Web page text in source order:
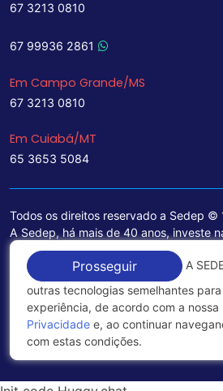
67 3213 0810
67 99936 2861
Em Campo Grande/MS
67 3213 0810
Em Cuiabá/MT
65 3653 5084
Todos os direitos reservado a Sedep ©
A Sedep, há mais de 40 anos, investe
treinamento de funcionários e na
ponta para a ampliação de seu
para a área jurídica, que contemplam
excelentes soluções empresariais.
Política de Privacidade
Prosseguir
A
outras tecnologias semelhantes
experiência, de acordo com a nossa
Privacidade e, ao continuar
com estas condições.